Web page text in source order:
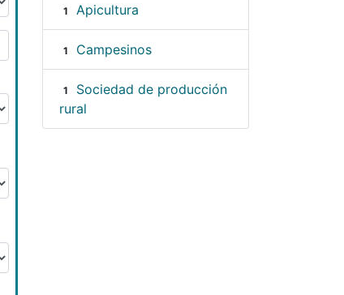
1 Apicultura
1 Campesinos
1
Sociedad de producción
rural